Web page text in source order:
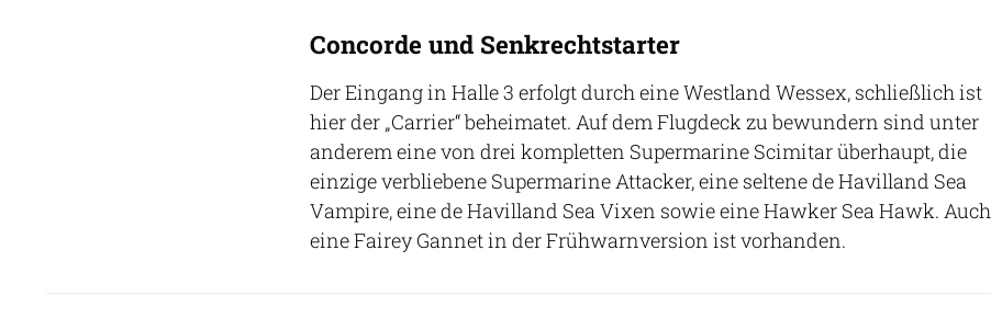
Concorde und Senkrechtstarter
Der Eingang in Halle 3 erfolgt durch eine Westland Wessex, schließlich ist
hier der „Carrier“ beheimatet. Auf dem Flugdeck zu bewundern sind unter
anderem eine von drei kompletten Supermarine Scimitar überhaupt, die
einzige verbliebene Supermarine Attacker, eine seltene de Havilland Sea
Vampire, eine de Havilland Sea Vixen sowie eine Hawker Sea Hawk. Auch
eine Fairey Gannet in der Frühwarnversion ist vorhanden.